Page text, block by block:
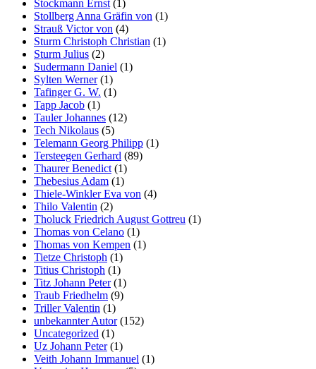
Stockmann Ernst (1)
Stollberg Anna Gräfin von (1)
Strauß Victor von (4)
Sturm Christoph Christian (1)
Sturm Julius (2)
Sudermann Daniel (1)
Sylten Werner(1)
Tafinger G. W. (1)
Tapp Jacob (1)
Tauler Johannes (12)
Tech Nikolaus (5)
Telemann Georg Philipp (1)
Tersteegen Gerhard (89)
Thaurer Benedict (1)
Thebesius Adam (1)
Thiele-Winkler Eva von (4)
Thilo Valentin (2)
Tholuck Friedrich August Gottreu (1)
Thomas von Celano (1)
Thomas von Kempen (1)
Tietze Christoph (1)
Titius Christoph (1)
Titz Johann Peter(1)
Traub Friedhelm (9)
Triller Valentin (1)
unbekannter Autor(152)
Uncategorized (1)
Uz Johann Peter(1)
Veith Johann Immanuel (1)